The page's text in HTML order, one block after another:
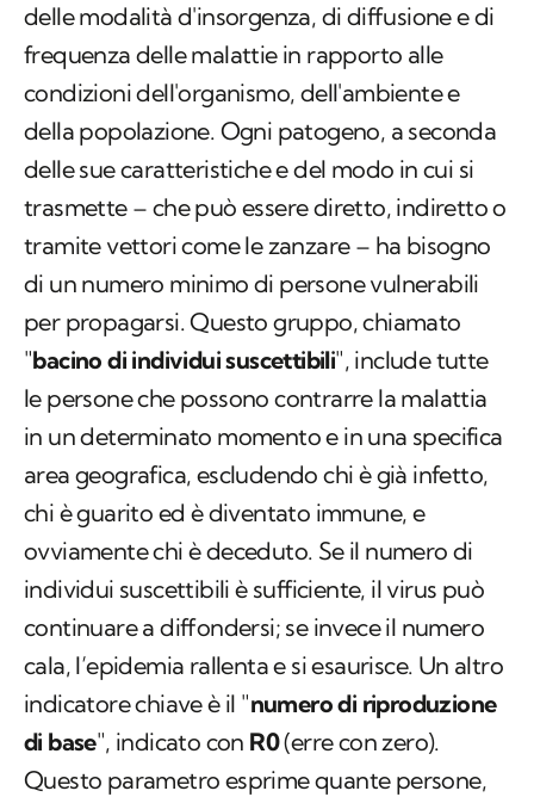
delle modalità d'insorgenza, di diffusione e di
frequenza delle malattie in rapporto alle
condizioni dell'organismo, dell'ambiente e
della popolazione. Ogni patogeno, a seconda
delle sue caratteristiche e del modo in cui si
trasmette – che può essere diretto, indiretto o
tramite vettori come le zanzare – ha bisogno
di un numero minimo di persone vulnerabili
per propagarsi. Questo gruppo, chiamato
"bacino di individui suscettibili", include tutte
le persone che possono contrarre la malattia
in un determinato momento e in una specifica
area geografica, escludendo chi è già infetto,
chi è guarito ed è diventato immune, e
ovviamente chi è deceduto. Se il numero di
individui suscettibili è sufficiente, il virus può
continuare a diffondersi; se invece il numero
cala, l’epidemia rallenta e si esaurisce. Un altro
indicatore chiave è il "numero di riproduzione
di base", indicato con R0(erre con zero).
Questo parametro esprime quante persone,